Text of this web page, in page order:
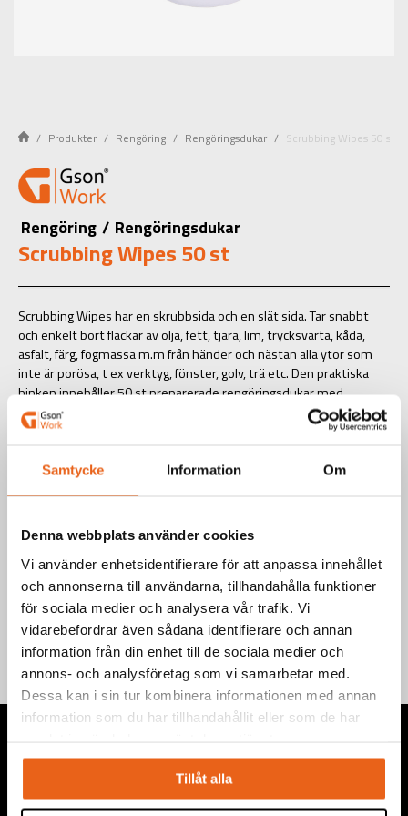
Samtycke Information Om
Denna webbplats använder cookies
Vi använder enhetsidentifierare för att anpassa innehållet
och annonserna till användarna, tillhandahålla funktioner
för sociala medier och analysera vår trafik. Vi
vidarebefordrar även sådana identifierare och annan
information från din enhet till de sociala medier och
annons- och analysföretag som vi samarbetar med.
Dessa kan i sin tur kombinera informationen med annan
information som du har tillhandahållit eller som de har
Tillåt alla
Produkter Rengöring Rengöringsdukar Scrubbing Wipes 50 st
Rengöring / Rengöringsdukar
Scrubbing Wipes 50 st
Scrubbing Wipes har en skrubbsida och en slät sida. Tar snabbt
och enkelt bort fläckar av olja, fett, tjära, lim, trycksvärta, kåda,
asfalt, färg, fogmassa m.m från händer och nästan alla ytor som
inte är porösa, t ex verktyg, fönster, golv, trä etc. Den praktiska
hinken innehåller 50 st preparerade rengöringsdukar med
citrondoft, färdiga att använda. Använd Scrubbing Wipes istället
för starka lösningsmedel som lätt torkar ut dina händer.
Art.nr.: 103050
EAN-kod: 7340090223839
Teknisk information
Information